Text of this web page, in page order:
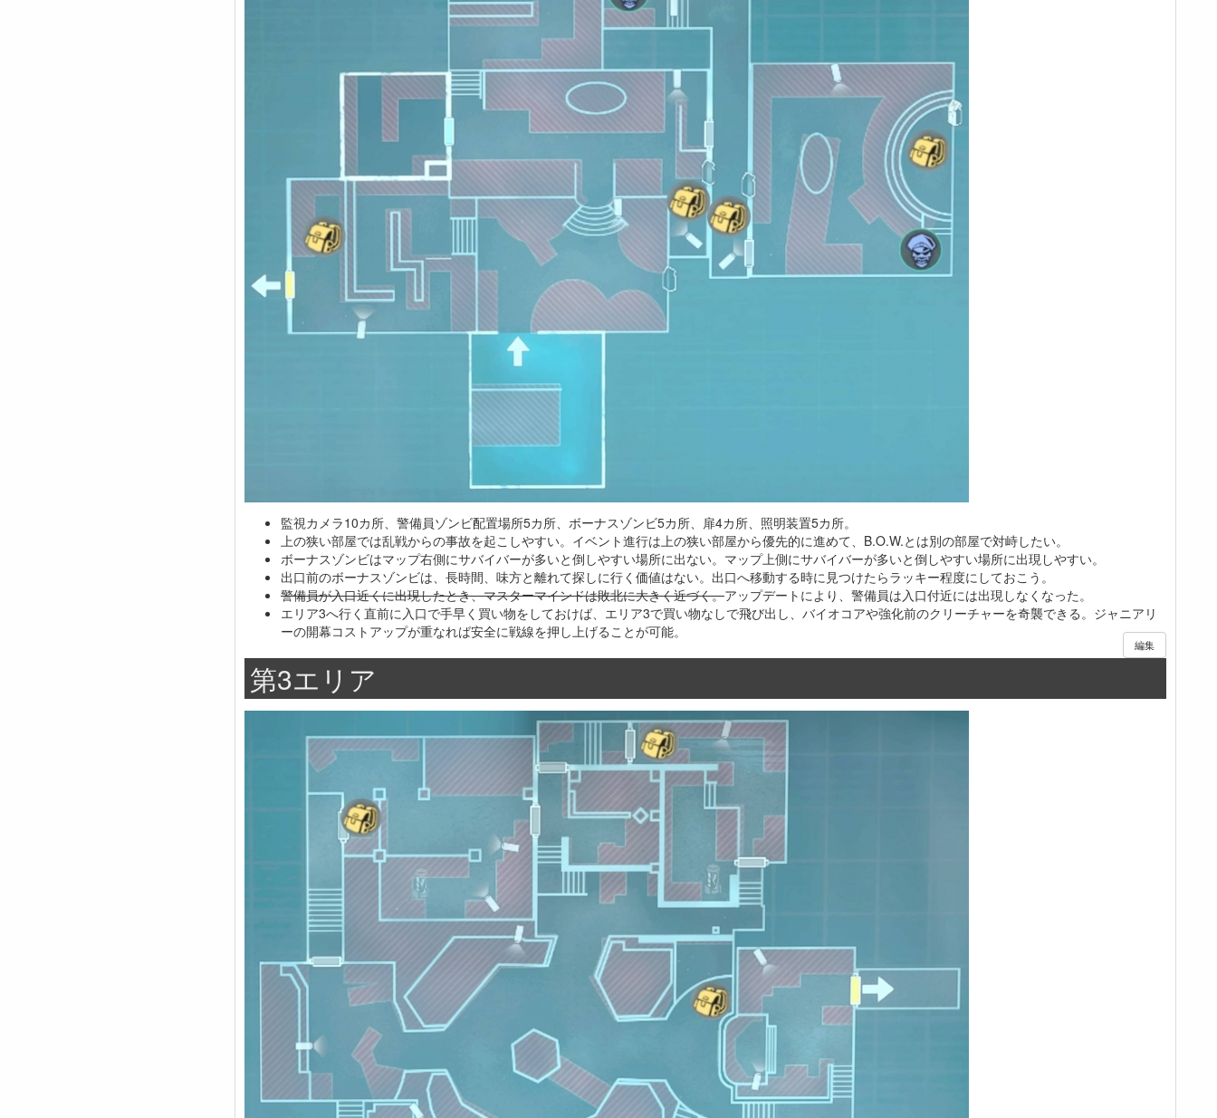
監視カメラ10カ所、警備員ゾンビ配置場所5カ所、ボーナスゾンビ5カ所、扉4カ所、照明装置5カ所。
上の狭い部屋では乱戦からの事故を起こしやすい。イベント進行は上の狭い部屋から優先的に進めて、B.O.W.とは別の部屋で対峙したい。
ボーナスゾンビはマップ右側にサバイバーが多いと倒しやすい場所に出ない。マップ上側にサバイバーが多いと倒しやすい場所に出現しやすい。
出口前のボーナスゾンビは、長時間、味方と離れて探しに行く価値はない。出口へ移動する時に見つけたらラッキー程度にしておこう。
警備員が入口近くに出現したとき、マスターマインドは敗北に大きく近づく。アップデートにより、警備員は入口付近には出現しなくなった。
エリア3へ行く直前に入口で手早く買い物をしておけば、エリア3で買い物なしで飛び出し、バイオコアや強化前のクリーチャーを奇襲できる。ジャニアリ
ーの開幕コストアップが重なれば安全に戦線を押し上げることが可能。
編集
第3エリア